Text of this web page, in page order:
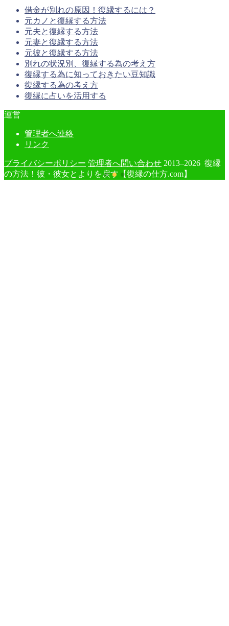
借金が別れの原因！復縁するには？
元カノと復縁する方法
元夫と復縁する方法
元妻と復縁する方法
元彼と復縁する方法
別れの状況別、復縁する為の考え方
復縁する為に知っておきたい豆知識
復縁する為の考え方
復縁に占いを活用する
運営
管理者へ連絡
リンク
プライバシーポリシー 管理者へ問い合わせ 2013–2026 復縁
の方法！彼・彼女とよりを戻す【復縁の仕方.com】